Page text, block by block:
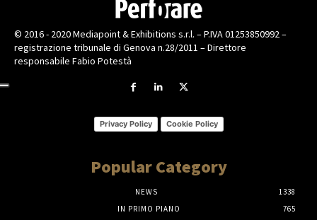
© 2016 - 2020 Mediapoint & Exhibitions s.r.l. – P.IVA 01253850992 –
registrazione tribunale di Genova n.28/2011 – Direttore
responsabile Fabio Potestà
Privacy Policy Cookie Policy
Popular Category
NEWS
1338
IN PRIMO PIANO
765